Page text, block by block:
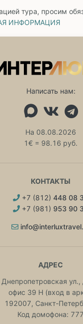
тура, просим
ИНФОРМАЦИЯ
Написать нам:
На 08.08.2026
1€ = 98.16 руб.
КОНТАКТЫ
+7 (812) 448 08
+7 (981) 953 90
АДРЕС
Днепропетровская ул.,
офис 39 Н (вход в
192007, Санкт-
Код домофона: 777